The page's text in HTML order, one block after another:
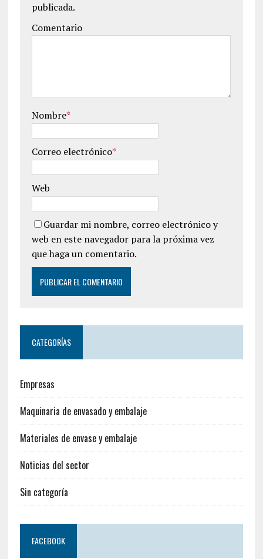
publicada.
Comentario
Nombre*
Correo electrónico*
Web
Guardar mi nombre, correo electrónico y
web en este navegador para la próxima vez
que haga un comentario.
CATEGORÍAS
Empresas
Maquinaria de envasado y embalaje
Materiales de envase y embalaje
Noticias del sector
Sin categoría
FACEBOOK